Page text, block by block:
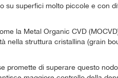
su superfici molto piccole e con
la Metal Organic CVD
nella struttura cristallina (grain
promette di superare questo